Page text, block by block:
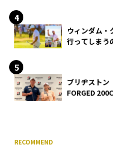
ウィンダム・
行ってしまう
ブリヂストン
FORGED